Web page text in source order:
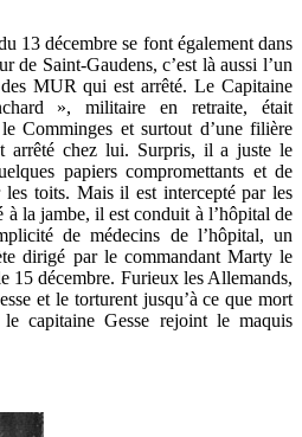
13 décembre se font également dans
de Saint-Gaudens, c’est là aussi l’un
MUR qui est arrêté. Le Capitaine
», militaire en retraite, était
Comminges et surtout d’une filière
arrêté chez lui. Surpris, il a juste le
papiers compromettants et de
toits. Mais il est intercepté par les
à la jambe, il est conduit à l’hôpital de
de médecins de l’hôpital, un
dirigé par le commandant Marty le
15 décembre. Furieux les Allemands,
et le torturent jusqu’à ce que mort
capitaine Gesse rejoint le maquis